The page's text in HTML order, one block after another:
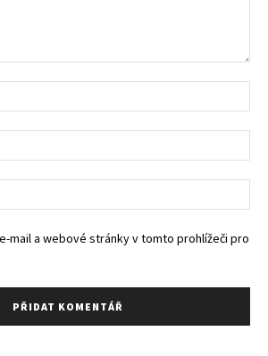
mail a webové stránky v tomto prohlížeči pro